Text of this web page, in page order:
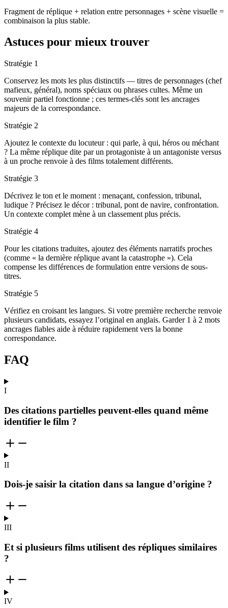
Fragment de réplique + relation entre personnages + scène visuelle =
combinaison la plus stable.
Astuces pour mieux trouver
Stratégie 1
Conservez les mots les plus distinctifs — titres de personnages (chef
mafieux, général), noms spéciaux ou phrases cultes. Même un
souvenir partiel fonctionne ; ces termes-clés sont les ancrages
majeurs de la correspondance.
Stratégie 2
Ajoutez le contexte du locuteur : qui parle, à qui, héros ou méchant
? La même réplique dite par un protagoniste à un antagoniste versus
à un proche renvoie à des films totalement différents.
Stratégie 3
Décrivez le ton et le moment : menaçant, confession, tribunal,
ludique ? Précisez le décor : tribunal, pont de navire, confrontation.
Un contexte complet mène à un classement plus précis.
Stratégie 4
Pour les citations traduites, ajoutez des éléments narratifs proches
(comme « la dernière réplique avant la catastrophe »). Cela
compense les différences de formulation entre versions de sous-
titres.
Stratégie 5
Vérifiez en croisant les langues. Si votre première recherche renvoie
plusieurs candidats, essayez l’original en anglais. Garder 1 à 2 mots
ancrages fiables aide à réduire rapidement vers la bonne
correspondance.
FAQ
I
Des citations partielles peuvent-elles quand même
identifier le film ?
II
Dois-je saisir la citation dans sa langue d’origine ?
III
Et si plusieurs films utilisent des répliques similaires
?
IV